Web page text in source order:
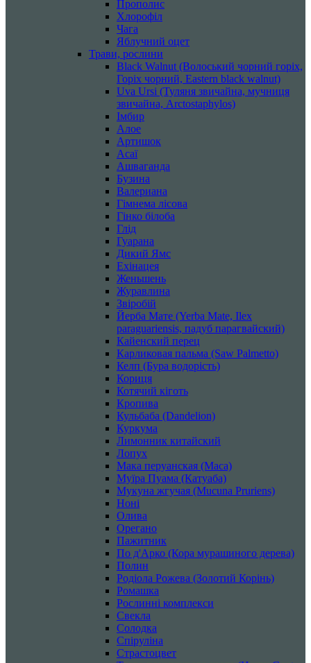
Прополис
Хлорофіл
Чага
Яблучний оцет
Трави, рослини
Black Walnut (Волоський чорний горіх,
Горіх чорний, Eastern black walnut)
Uva Ursi (Туляня звичайна, мучниця
звичайна, Arctostaphylos)
Імбир
Алое
Артишок
Асаї
Ашваганда
Бузина
Валериана
Гімнема лісова
Гінко білоба
Глід
Гуарана
Дикий Ямс
Ехінацея
Женьшень
Журавлина
Звіробій
Йерба Мате (Yerba Mate, Ilex
paraguariensis, падуб парагвайский)
Кайенский перец
Карликовая пальма (Saw Palmetto)
Келп (Бура водорість)
Кориця
Котячий кіготь
Кропива
Кульбаба (Dandelion)
Куркума
Лимонник китайский
Лопух
Мака перуанская (Maca)
Муїра Пуама (Катуаба)
Мукуна жгучая (Mucuna Pruriens)
Ноні
Олива
Орегано
Пажитник
По д'Арко (Кора мурашиного дерева)
Полин
Родіола Рожева (Золотий Корінь)
Ромашка
Рослинні комплекси
Свекла
Солодка
Спіруліна
Страстоцвет